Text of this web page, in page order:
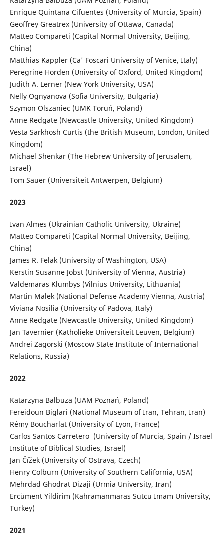
Enrique Quintana Cifuentes (University of Murcia, Spain)
Geoffrey Greatrex (University of Ottawa, Canada)
Matteo Compareti (Capital Normal University, Beijing,
China)
Matthias Kappler (Ca' Foscari University of Venice, Italy)
Peregrine Horden (University of Oxford, United Kingdom)
Judith A. Lerner (New York University, USA)
Nelly Ognyanova (Sofia University, Bulgaria)
Szymon Olszaniec (UMK Toruń, Poland)
Anne Redgate (Newcastle University, United Kingdom)
Vesta Sarkhosh Curtis (the British Museum, London, United
Kingdom)
Michael Shenkar (The Hebrew University of Jerusalem,
Israel)
Tom Sauer (Universiteit Antwerpen, Belgium)
2023
Ivan Almes (Ukrainian Catholic University, Ukraine)
Matteo Compareti (Capital Normal University, Beijing,
China)
James R. Felak (University of Washington, USA)
Kerstin Susanne Jobst (University of Vienna, Austria)
Valdemaras Klumbys (Vilnius University, Lithuania)
Martin Malek (National Defense Academy Vienna, Austria)
Viviana Nosilia (University of Padova, Italy)
Anne Redgate (Newcastle University, United Kingdom)
Jan Tavernier (Katholieke Universiteit Leuven, Belgium)
Andrei Zagorski (Moscow State Institute of International
Relations, Russia)
2022
Katarzyna Balbuza (UAM Poznań, Poland)
Fereidoun Biglari (National Museum of Iran, Tehran, Iran)
Rémy Boucharlat (University of Lyon, France)
Carlos Santos Carretero (University of Murcia, Spain / Israel
Institute of Biblical Studies, Israel)
Jan Čížek (University of Ostrava, Czech)
Henry Colburn (University of Southern California, USA)
Mehrdad Ghodrat Dizaji (Urmia University, Iran)
Ercüment Yildirim (Kahramanmaras Sutcu Imam University,
Turkey)
2021